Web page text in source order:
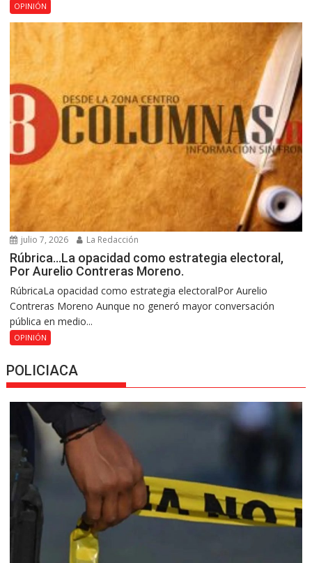
OPINIÓN
julio 7, 2026 La Redacción
Rúbrica…La opacidad como estrategia electoral,
Por Aurelio Contreras Moreno.
RúbricaLa opacidad como estrategia electoralPor Aurelio
Contreras Moreno Aunque no generó mayor conversación
pública en medio...
OPINIÓN
POLICIACA